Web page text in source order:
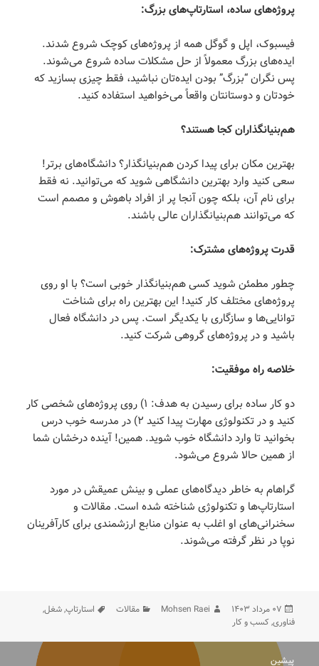
پروژه‌های ساده، استارتاپ‌های بزرگ:
فیسبوک، اپل و گوگل همه از پروژه‌های کوچک شروع شدند.
ایده‌های بزرگ معمولاً از حل مشکلات ساده شروع می‌شوند.
پس نگران “بزرگ” بودن ایده‌تان نباشید، فقط چیزی بسازید که
خودتان و دوستانتان واقعاً می‌خواهید استفاده کنید.
هم‌بنیانگذاران کجا هستند؟
بهترین مکان برای پیدا کردن هم‌بنیانگذار؟ دانشگاه‌های برتر!
سعی کنید وارد بهترین دانشگاهی شوید که می‌توانید. نه فقط
برای نام آن، بلکه چون آنجا پر از افراد باهوش و مصمم است
که می‌توانند هم‌بنیانگذاران عالی باشند.
قدرت پروژه‌های مشترک:
چطور مطمئن شوید کسی هم‌بنیانگذار خوبی است؟ با او روی
پروژه‌های مختلف کار کنید! این بهترین راه برای شناخت
توانایی‌ها و سازگاری با یکدیگر است. پس در دانشگاه فعال
باشید و در پروژه‌های گروهی شرکت کنید.
خلاصه راه موفقیت:
دو کار ساده برای رسیدن به هدف: ۱) روی پروژه‌های شخصی کار
کنید و در تکنولوژی مهارت پیدا کنید ۲) در مدرسه خوب درس
بخوانید تا وارد دانشگاه خوب شوید. همین! آینده درخشان شما
از همین حالا شروع می‌شود.
گراهام به خاطر دیدگاه‌های عملی و بینش عمیقش در مورد
استارتاپ‌ها و تکنولوژی شناخته شده است. مقالات و
سخنرانی‌های او اغلب به عنوان منابع ارزشمندی برای کارآفرینان
نوپا در نظر گرفته می‌شوند.
ارسال
شده
۰۷ مرداد ۱۴۰۳ نویسنده
Mohsen Raei دسته‌ها
مقالات برچسب‌ها
استارتاپ,شغل,
فناوری, کسب و کار
پیشین